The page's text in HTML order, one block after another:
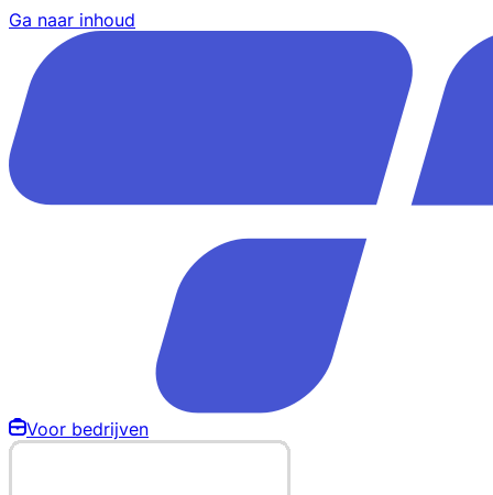
Ga naar inhoud
Voor bedrijven